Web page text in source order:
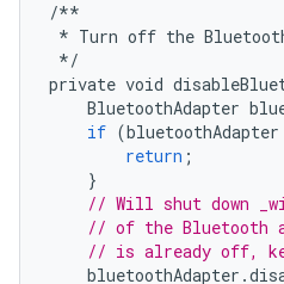
/**
* Turn off the
*/
private void
BluetoothAdapter
if (bluetoothAdapter
return ;
}
// Will shut down
// of the Bluetooth
// is already off,
bluetoothAdapter .